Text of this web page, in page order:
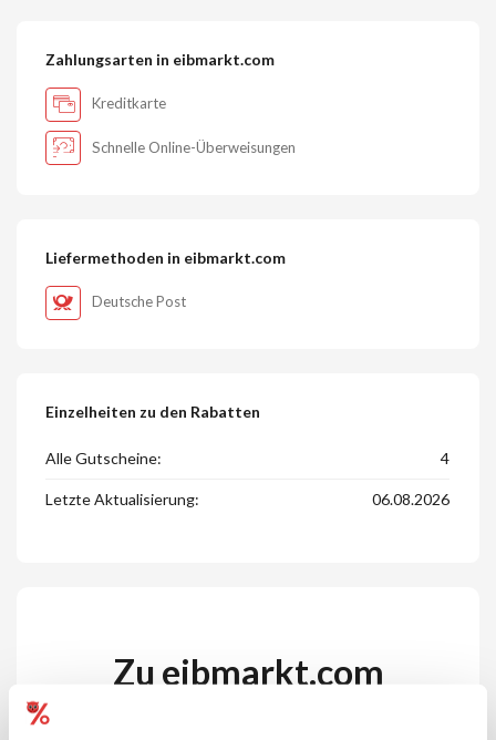
Zahlungsarten in eibmarkt.com
Kreditkarte
Schnelle Online-Überweisungen
Liefermethoden in eibmarkt.com
Deutsche Post
Einzelheiten zu den Rabatten
Alle Gutscheine: 4
Letzte Aktualisierung: 06.08.2026
Zu eibmarkt.com